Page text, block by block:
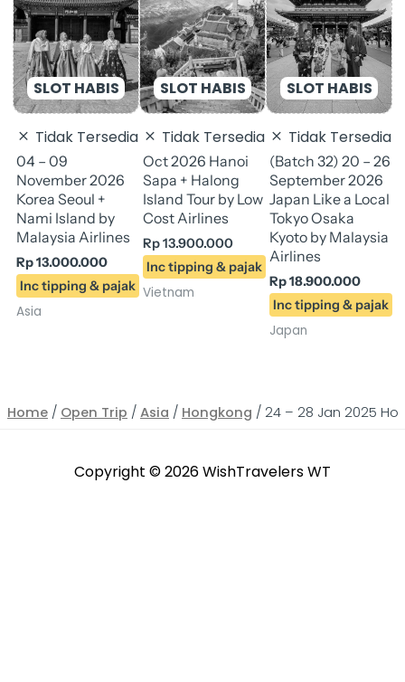
Tidak Tersedia
04 – 09
November 2026
Korea Seoul +
Nami Island by
Malaysia Airlines
Rp 14.900.000.
Rp13.000.000
Rp 13.000.000.
Asia
Tidak Tersedia
Oct 2026 Hanoi
Sapa + Halong
Island Tour by Low
Cost Airlines
Rp13.900.000
Vietnam
Tidak Tersedia
(Batch 32) 20 – 26
September 2026
Japan Like a Local
Tokyo Osaka
Kyoto by Malaysia
Airlines
Rp 19.900.000.
Rp18.900.000
Rp
Japan
Home / Open Trip / Asia / Hongkong / 24 – 28 Jan 2025
Copyright © 2026WishTravelers WT